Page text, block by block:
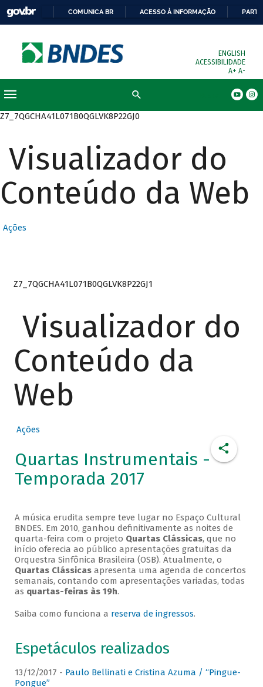
COMUNICA BR ACESSO À INFORMAÇÃO
ENGLISH
ACESSIBILIDADE
A+ A-
Z7_7QGCHA41L071B0QGLVK8P22GJ0
Visualizador do
Conteúdo da Web
Ações
Z7_7QGCHA41L071B0QGLVK8P22GJ1
Visualizador do
Conteúdo da
Web
Ações
Quartas Instrumentais -
Temporada 2017
A música erudita sempre teve lugar no Espaço Cultural
BNDES. Em 2010, ganhou definitivamente as noites de
quarta-feira com o projeto Quartas Clássicas, que no
início oferecia ao público apresentações gratuitas da
Orquestra Sinfônica Brasileira (OSB). Atualmente, o
Quartas Clássicasapresenta uma agenda de concertos
semanais, contando com apresentações variadas, todas
as quartas-feiras às 19h.
Saiba como funciona a reserva de ingressos.
Espetáculos realizados
13/12/2017 - Paulo Bellinati e Cristina Azuma / “Pingue-
Pongue”